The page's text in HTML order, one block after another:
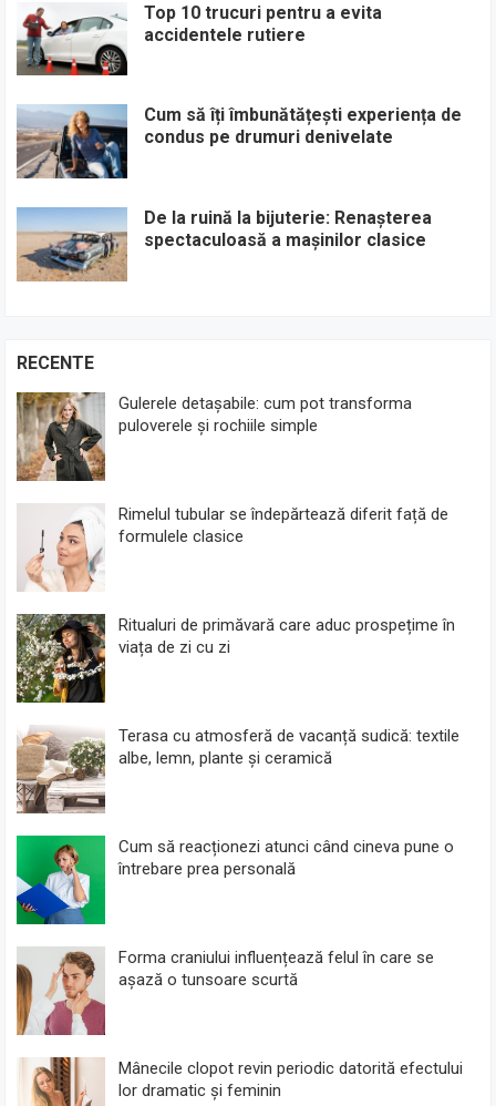
Top 10 trucuri pentru a evita
accidentele rutiere
Cum să îți îmbunătățești experiența de
condus pe drumuri denivelate
De la ruină la bijuterie: Renașterea
spectaculoasă a mașinilor clasice
RECENTE
Gulerele detașabile: cum pot transforma
puloverele și rochiile simple
Rimelul tubular se îndepărtează diferit față de
formulele clasice
Ritualuri de primăvară care aduc prospețime în
viața de zi cu zi
Terasa cu atmosferă de vacanță sudică: textile
albe, lemn, plante și ceramică
Cum să reacționezi atunci când cineva pune o
întrebare prea personală
Forma craniului influențează felul în care se
așază o tunsoare scurtă
Mânecile clopot revin periodic datorită efectului
lor dramatic și feminin